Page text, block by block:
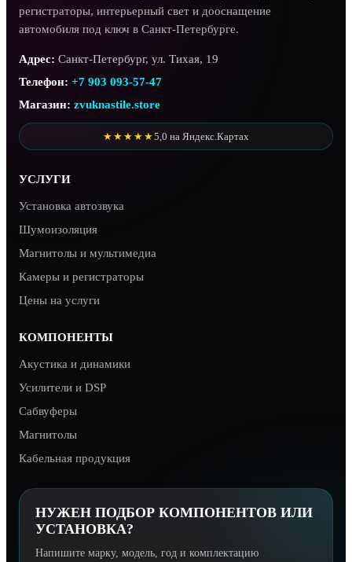
регистраторы, интерьерный свет и дооснащение
автомобиля под ключ в Санкт-Петербурге.
Адрес: Санкт-Петербург, ул. Тихая, 19
Телефон: +7 903 093-57-47
Магазин: zvuknastile.store
★★★★★5,0 на Яндекс.Картах
УСЛУГИ
Установка автозвука
Шумоизоляция
Магнитолы и мультимедиа
Камеры и регистраторы
Цены на услуги
КОМПОНЕНТЫ
Акустика и динамики
Усилители и DSP
Сабвуферы
Магнитолы
Кабельная продукция
НУЖЕН ПОДБОР КОМПОНЕНТОВ ИЛИ
УСТАНОВКА?
Напишите марку, модель, год и комплектацию